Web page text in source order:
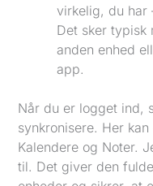
virkelig, du har
Det sker typisk
anden enhed
app.
Når du er logget ind,
synkronisere. Her
Kalendere og Noter.
til. Det giver den